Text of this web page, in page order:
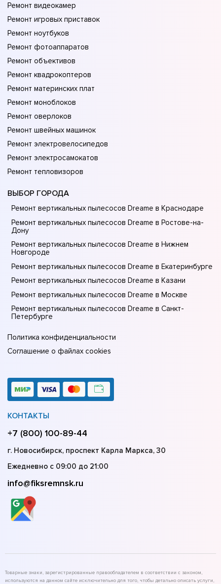
Ремонт видеокамер
Ремонт игровых приставок
Ремонт ноутбуков
Ремонт фотоаппаратов
Ремонт объективов
Ремонт квадрокоптеров
Ремонт материнских плат
Ремонт моноблоков
Ремонт оверлоков
Ремонт швейных машинок
Ремонт электровелосипедов
Ремонт электросамокатов
Ремонт тепловизоров
ВЫБОР ГОРОДА
Ремонт вертикальных пылесосов Dreame в Краснодаре
Ремонт вертикальных пылесосов Dreame в Ростове-на-
Донy
Ремонт вертикальных пылесосов Dreame в Нижнем
Новгороде
Ремонт вертикальных пылесосов Dreame в Екатеринбурге
Ремонт вертикальных пылесосов Dreame в Казани
Ремонт вертикальных пылесосов Dreame в Москве
Ремонт вертикальных пылесосов Dreame в Санкт-
Петербурге
Политика конфиденциальности
Соглашение о файлах cookies
КОНТАКТЫ
+7 (800) 100-89-44
г. Новосибирск, проспект Карла Маркса, 30
Ежедневно с 09:00 до 21:00
info@fiksremnsk.ru
Товарные знаки, зарегистрированные правообладателем в соответствии с законом,
используются на данном сайте исключительно для того, чтобы детально описать услуги,